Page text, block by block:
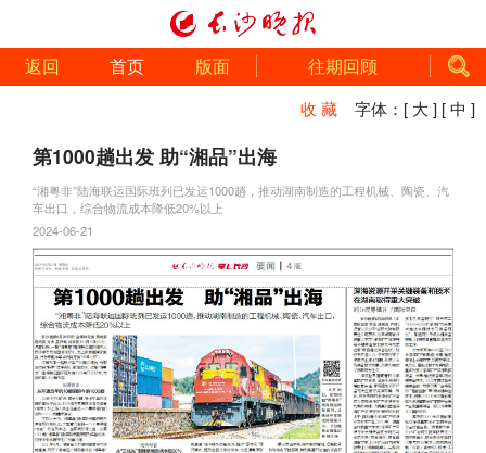
返回 首页 版面 往期回顾
收 藏 字体： [ 大 ] [ 中 ]
第1000趟出发 助“湘品”出海
“湘粤非”陆海联运国际班列已发运1000趟，推动湖南制造的工程机械、陶瓷、汽
车出口，综合物流成本降低20%以上
2024-06-21